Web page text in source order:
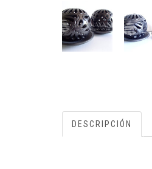
DESCRIPCIÓN